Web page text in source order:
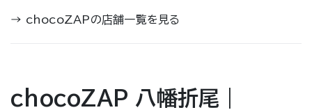
→ chocoZAPの店舗一覧を見る
chocoZAP 八幡折尾｜